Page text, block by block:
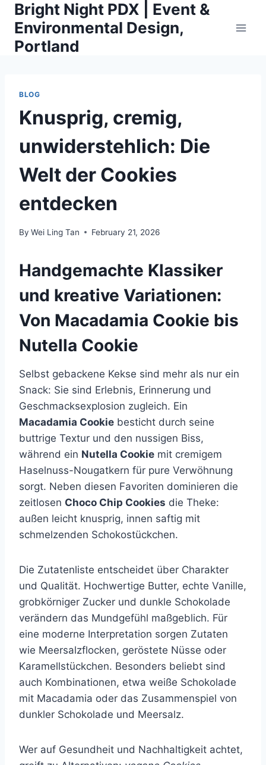
Skip
content
Bright Night PDX | Event &
Environmental Design,
Portland
BLOG
Knusprig, cremig,
unwiderstehlich: Die
Welt der Cookies
entdecken
By Wei Ling Tan February 21, 2026
Handgemachte Klassiker
und kreative Variationen:
Von Macadamia Cookie bis
Nutella Cookie
Selbst gebackene Kekse sind mehr als nur ein
Snack: Sie sind Erlebnis, Erinnerung und
Geschmacksexplosion zugleich. Ein
Macadamia Cookie besticht durch seine
buttrige Textur und den nussigen Biss,
während ein Nutella Cookie mit cremigem
Haselnuss-Nougatkern für pure Verwöhnung
sorgt. Neben diesen Favoriten dominieren die
zeitlosen Choco Chip Cookies die Theke:
außen leicht knusprig, innen saftig mit
schmelzenden Schokostückchen.
Die Zutatenliste entscheidet über Charakter
und Qualität. Hochwertige Butter, echte Vanille,
grobkörniger Zucker und dunkle Schokolade
verändern das Mundgefühl maßgeblich. Für
eine moderne Interpretation sorgen Zutaten
wie Meersalzflocken, geröstete Nüsse oder
Karamellstückchen. Besonders beliebt sind
auch Kombinationen, etwa weiße Schokolade
mit Macadamia oder das Zusammenspiel von
dunkler Schokolade und Meersalz.
Wer auf Gesundheit und Nachhaltigkeit achtet,